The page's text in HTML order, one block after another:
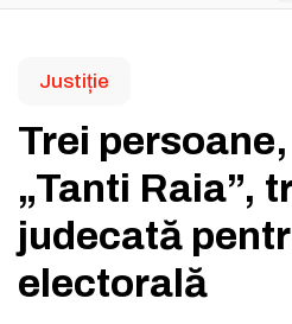
Justiție
Trei
„Tanti Raia”,
judecată
electorală